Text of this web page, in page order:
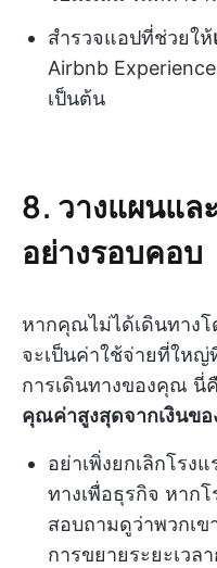
สำรวจแอปที่ช่วยให้
Airbnb
เป็นต้น
8. วางแผนแ
อย่างรอบคอบ
หากคุณไม่ได้เดินทาง
จะเป็นค่าใช้จ่ายที่ให
การเดินทางของคุณ
คุณค่าสูงสุดจากเงินข
อย่าเพิ่งยกเลิกโร
ทางเพื่อธุรกิจ หาก
สอบถามดูว่าพวกเ
การขยายระยะเวล